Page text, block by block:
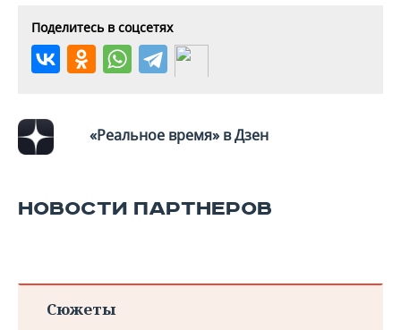
Поделитесь в соцсетях
«Реальное время» в Дзен
НОВОСТИ ПАРТНЕРОВ
Сюжеты